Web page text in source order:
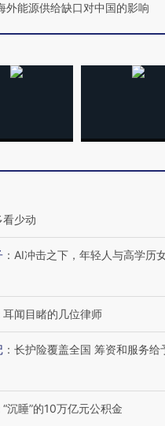
私7万
视线｜被称为“蟑螂”的印
育部长拱下台
链博
”接产
【特别呈现】寻找100种
外能源供给缺口对中国的影响
看少动
： AI冲击之下，年轻人与高学历
耳闻目睹的几位律师
： 长护险覆盖全国 筹资和服务给
“沉睡”的10万亿元公积金